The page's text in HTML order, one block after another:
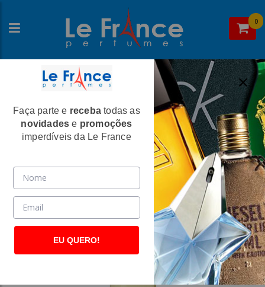
0
Home>Perry Ellis >Perfumes Femininos
360° Feminino Eau de Toilette - Perry
Ellis
(676)
Faça parte e receba todas as
novidades e promoções
imperdíveis da Le France
EU QUERO!